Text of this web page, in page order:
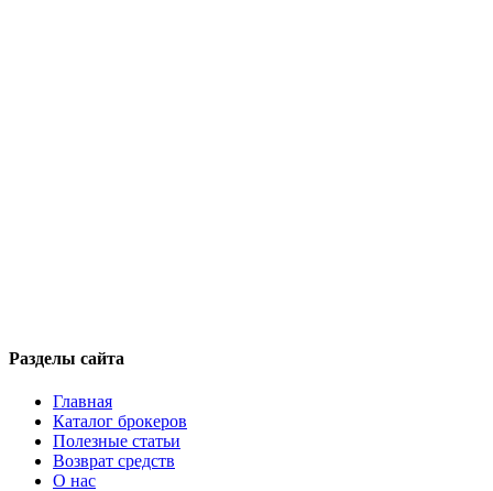
Разделы сайта
Главная
Каталог брокеров
Полезные статьи
Возврат средств
О нас